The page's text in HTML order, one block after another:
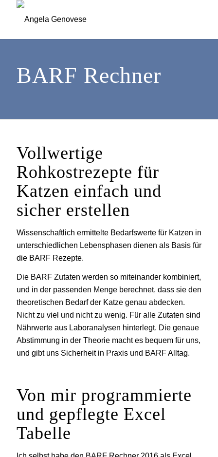
BARF Rechner
Vollwertige
Rohkostrezepte für
Katzen einfach und
sicher erstellen
Wissenschaftlich ermittelte Bedarfswerte für Katzen in
unterschiedlichen Lebensphasen dienen als Basis für
die BARF Rezepte.
Die BARF Zutaten werden so miteinander kombiniert,
und in der passenden Menge berechnet, dass sie den
theoretischen Bedarf der Katze genau abdecken.
Nicht zu viel und nicht zu wenig. Für alle Zutaten sind
Nährwerte aus Laboranalysen hinterlegt. Die genaue
Abstimmung in der Theorie macht es bequem für uns,
und gibt uns Sicherheit in Praxis und BARF Alltag.
Von mir programmierte
und gepflegte Excel
Tabelle